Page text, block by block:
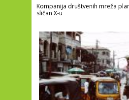
Kompanija društvenih mreža
sličan X-u